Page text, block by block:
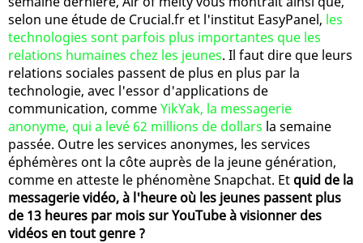
selon une étude de Crucial.fr et l'institut EasyPanel, les
technologies sont parfois plus importantes que les
relations humaines chez les jeunes. Il faut dire que leurs
relations sociales passent de plus en plus par la
technologie, avec l'essor d'applications de
communication, commeYikYak, la messagerie
anonyme, qui a levé 62 millions de dollars la semaine
passée. Outre les services anonymes, les services
éphémères ont la côte auprès de la jeune génération,
comme en atteste le phénomène Snapchat. Et quid de la
messagerie vidéo, à l'heure où les jeunes passent plus
de 13 heures par mois sur YouTube à visionner des
vidéos en tout genre ?